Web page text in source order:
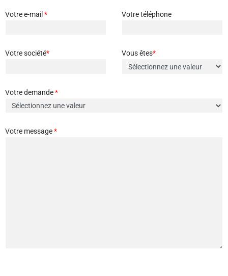
Votre e-mail * Votre téléphone
Votre société* Vous êtes*
Votre demande*
Votre message*